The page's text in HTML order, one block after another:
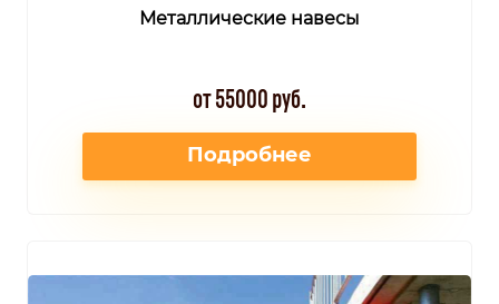
Металлические навесы
от 55000 руб.
Подробнее